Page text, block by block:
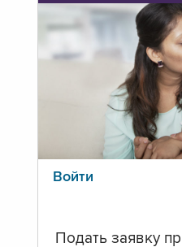
Войти
Подать заявку